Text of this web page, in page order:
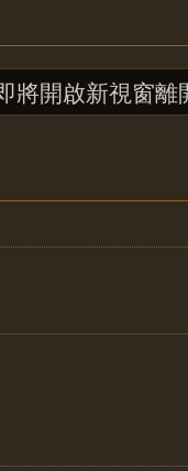
將開啟新視窗離